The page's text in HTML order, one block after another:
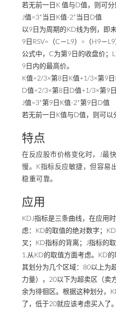
若无前一日K 值与D值，则可分
J值=3*当日K值-2*当日D值
以9日为周期的KD线为例，即
9日RSV=（C－L9）÷（H9－
公式中，C为第9日的收盘价；
9日内的最高价。
K值=2/3×第8日K值+1/3×第9日
D值=2/3×第8日D值+1/3×第9
J值=3*第9日K值-2*第9日D值
若无前一日K值与D值，则可以
特点
在反应股市价格变化时，J最
慢。K指标反应敏捷，但容易
稳重可靠。
应用
KDJ指标是三条曲线，在应用
虑：KD的取值的绝对数字；
叉；KD指标的背离；J指标的取
1.从KD的取值方面考虑。KD
其划分为几个区域：80以上为
力量），20以下为超卖区（卖
余为徘徊区。根据这种划分，
了，低于20就应该考虑买入了。